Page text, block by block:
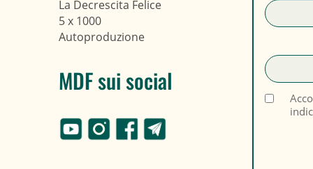
La Decrescita Felice
5 x 1000
Autoproduzione
MDF sui social